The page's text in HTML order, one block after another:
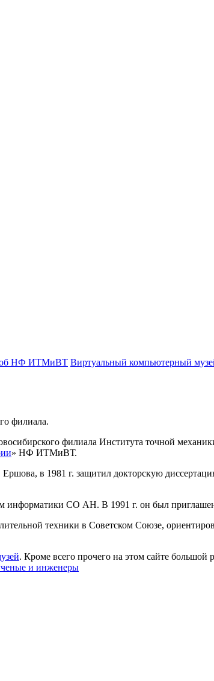
об НФ ИТМиВТ Виртуальный компьютерный
филиала.
филиала Института точной
» НФ ИТМиВТ.
в 1981 г. защитил докторскую
информатики СО АН. В 1991 г. он был
техники в Советском Союзе,
. Кроме всего прочего на этом сайте
и инженеры